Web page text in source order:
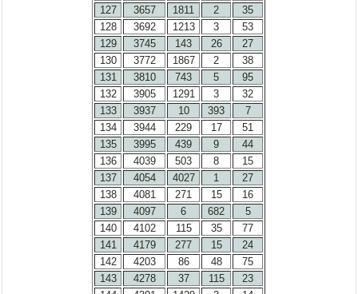
127
3657 1811 2
35
128
3692 1213 3
53
129
3745 143 26
27
130
3772 1867 2
38
131
3810 743 5
95
132
3905 1291 3
32
133
3937 10 393
7
134
3944 229 17
51
135
3995 439 9
44
136
4039 503 8
15
137
4054 4027 1
27
138
4081 271 15
16
139
4097 6 682
5
140
4102 115 35
77
141
4179 277 15
24
142
4203 86 48
75
143
4278 37 115
23